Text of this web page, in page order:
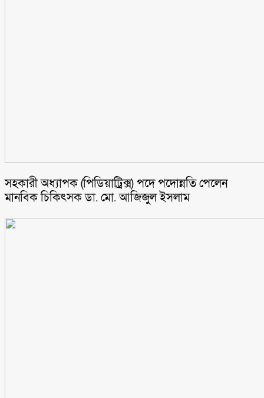
সহকারী অধ্যাপক (পিডিয়াট্রিক্স) পদে পদোন্নতি পেলেন
মানবিক চিকিৎসক ডা. মো. আজিজুল ইসলাম